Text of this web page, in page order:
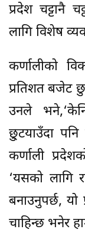
प्रदेश चट्टानै
लागि विशेष
कर्णालीको
प्रतिशत बजेट
उनले
छु्टयाउँदा
कर्णाली
‘यसको लागि
बनाउनुपर्छ,
चाहिन्छ भनेर